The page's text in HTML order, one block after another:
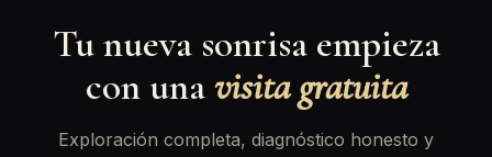
Tu nueva sonrisa empieza
con unavisita gratuita
Exploración completa, diagnóstico honesto y